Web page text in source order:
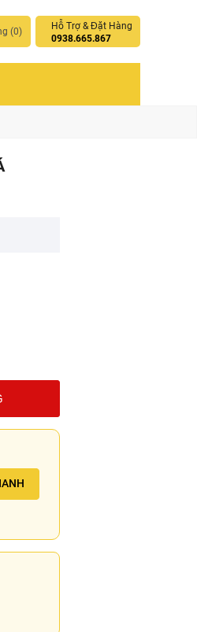
(0)
Hỗ Trợ & Đặt Hàng
0938.665.867